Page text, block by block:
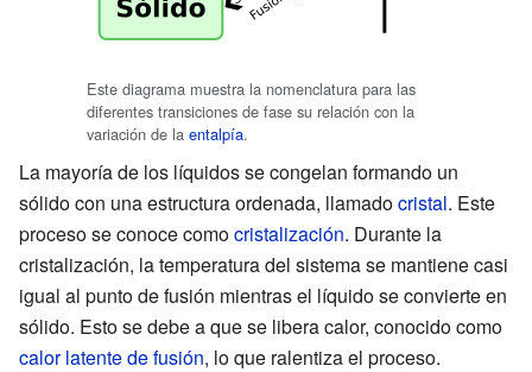
Este diagrama muestra la nomenclatura para las
diferentes transiciones de fase su relación con la
variación de la entalpía.
La mayoría de los líquidos se congelan formando un
sólido con una estructura ordenada, llamadocristal. Este
proceso se conoce comocristalización. Durante la
cristalización, la temperatura del sistema se mantiene casi
igual al punto de fusión mientras el líquido se convierte en
sólido. Esto se debe a que se libera calor, conocido como
calor latente de fusión, lo que ralentiza el proceso.